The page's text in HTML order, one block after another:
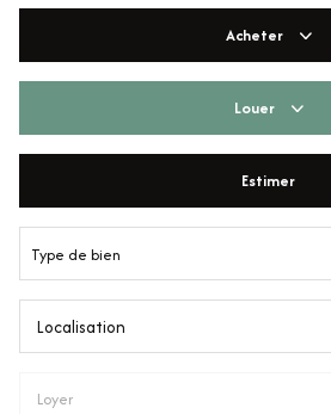
Acheter
De l'immo pro
Louer
De l'immo pro
Estimer
Type de bien
Localisation
Loyer